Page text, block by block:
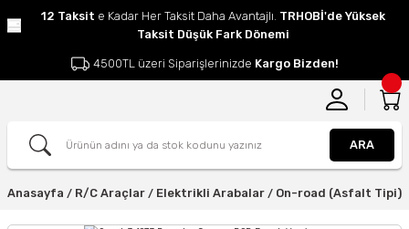
12 Taksit e Kadar Her Taksit Daha Avantajlı. TRHOBİ'de Yüksek
Taksit Düşük Fark Dönemi
4500TL üzeri Siparişlerinizde Kargo Bizden!
ARA
Anasayfa R/C Araçlar Elektrikli Arabalar On-road (Asfalt Tipi)